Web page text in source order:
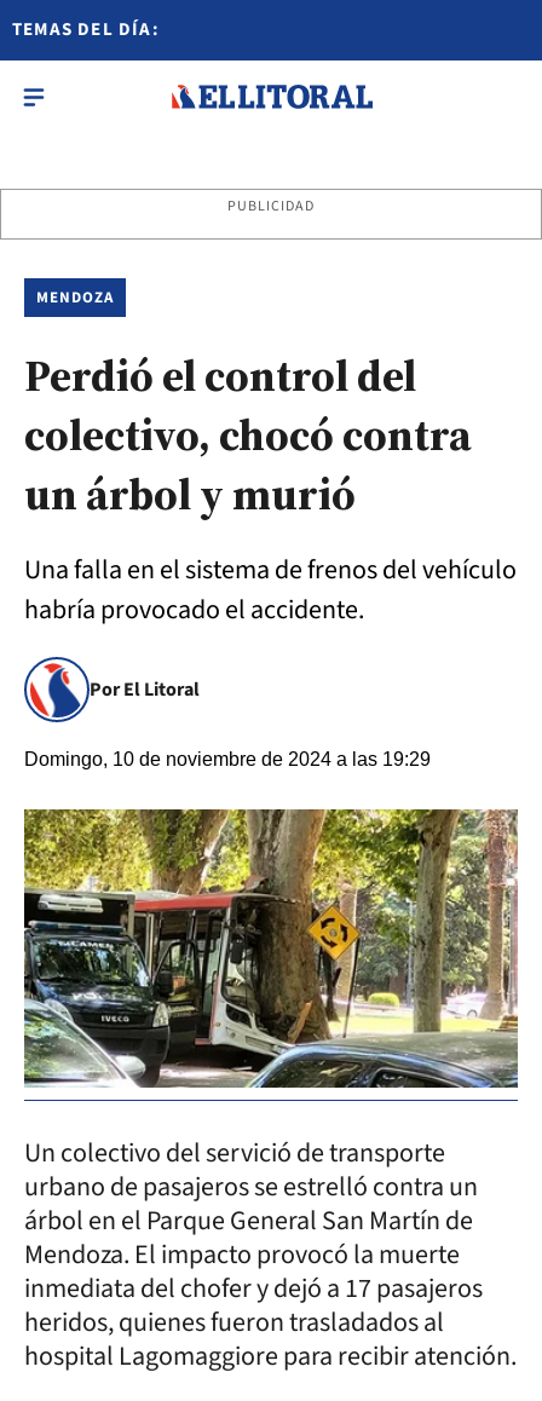
TEMAS DEL DÍA:
PUBLICIDAD
MENDOZA
Perdió el control del
colectivo, chocó contra
un árbol y murió
Una falla en el sistema de frenos del vehículo
habría provocado el accidente.
Por El Litoral
Domingo, 10 de noviembre de 2024 a las 19:29
Un colectivo del servició de transporte
urbano de pasajeros se estrelló contra un
árbol en el Parque General San Martín de
Mendoza. El impacto provocó la muerte
inmediata del chofer y dejó a 17 pasajeros
heridos, quienes fueron trasladados al
hospital Lagomaggiore para recibir atención.